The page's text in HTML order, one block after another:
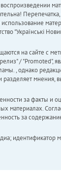
"Українськi
на сайте с
/ "Promoted",
, однако
разделяет мнения,
за факты и
материалах.
за
идентификатор